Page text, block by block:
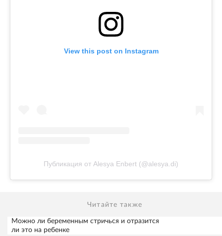
View this post on Instagram
Публикация от Alesya Enbert (@alesya.di)
Читайте также
Можно ли беременным стричься и отразится
ли это на ребенке